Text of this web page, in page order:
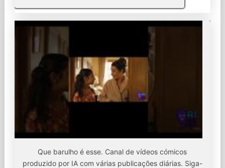
Que barulho é esse. Canal de vídeos cómicos
produzido por IA com várias publicações diárias. Siga-